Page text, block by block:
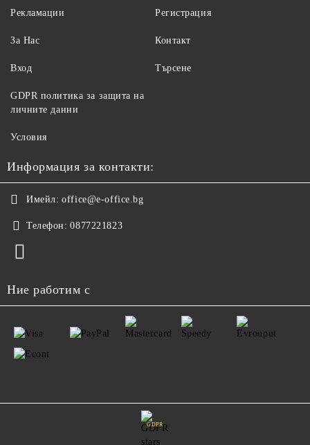
Рекламации
За Нас
Вход
Регистрация
Контакт
Търсене
GDPR политика за защита на
личните данни
Условия
Информация за контакти:
Имейл: office@e-office.bg
Телефон: 0877221823
Ние работим с
GDPR